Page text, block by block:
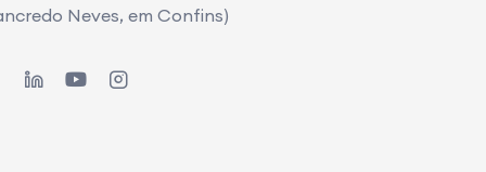
Neves, em Confins)